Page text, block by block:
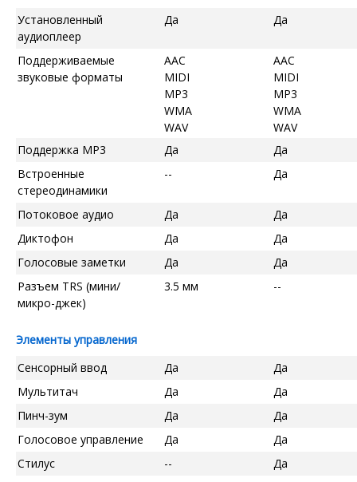
Установленный
аудиоплеер
Да Да
Поддерживаемые
звуковые форматы
AAC
MIDI
MP3
WMA
WAV
AAC
MIDI
MP3
WMA
WAV
Поддержка MP3
Да
Да
Встроенные
стереодинамики
-- Да
Потоковое аудио Да
Да
Диктофон
Да
Да
Голосовые заметки
Да
Да
Разъем TRS (мини/
микро-джек)
3.5 мм --
Элементы управления
Сенсорный ввод
Да
Да
Мультитач
Да
Да
Пинч-зум
Да
Да
Голосовое управление
Да
Да
Стилус
--
Да